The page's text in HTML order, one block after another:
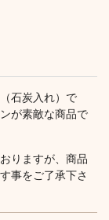
石炭入れ）で
が素敵な商品で
りますが、商品
事をご了承下さ